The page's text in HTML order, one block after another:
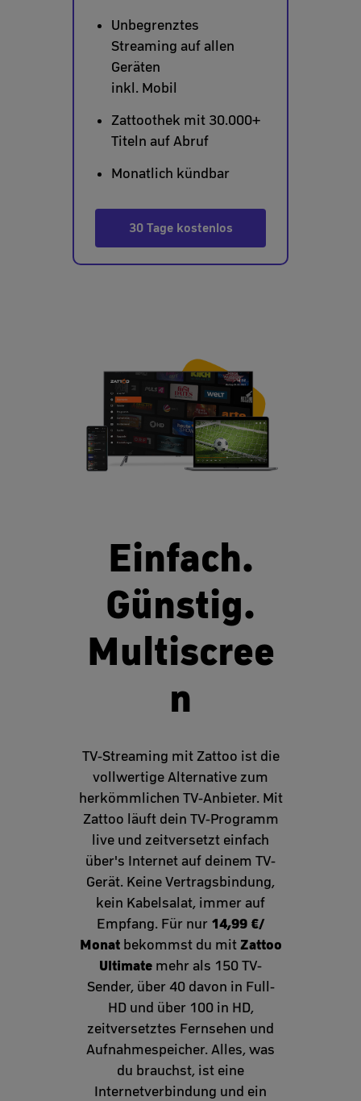
Unbegrenztes
Streaming auf allen
Geräten
inkl. Mobil
Zattoothek mit 30.000+
Titeln auf Abruf
Monatlich kündbar
30 Tage kostenlos
Einfach.
Günstig.
Multiscree
n
TV-Streaming mit Zattoo ist die
vollwertige Alternative zum
herkömmlichen TV-Anbieter. Mit
Zattoo läuft dein TV-Programm
live und zeitversetzt einfach
über's Internet auf deinem TV-
Gerät. Keine Vertragsbindung,
kein Kabelsalat, immer auf
Empfang. Für nur 14,99 €/
Monatbekommst du mit Zattoo
Ultimate mehr als 150 TV-
Sender, über 40 davon in Full-
HD und über 100 in HD,
zeitversetztes Fernsehen und
Aufnahmespeicher. Alles, was
du brauchst, ist eine
Internetverbindung und ein